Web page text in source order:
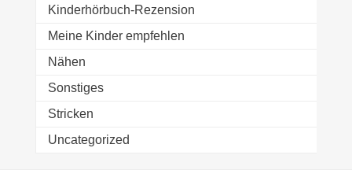
Kinderhörbuch-Rezension
Meine Kinder empfehlen
Nähen
Sonstiges
Stricken
Uncategorized